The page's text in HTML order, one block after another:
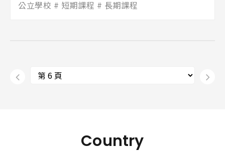
公立學校
短期課程 長期課程
Country